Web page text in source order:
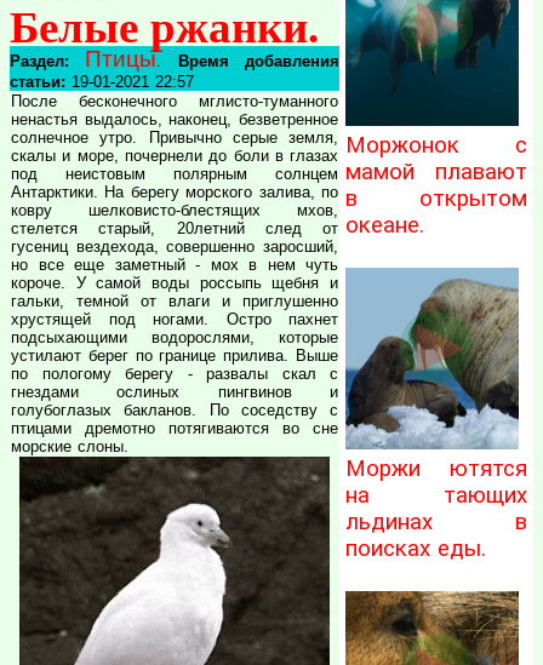
Белые ржанки.
Раздел: Птицы
Время добавления
статьи: 19-01-2021 22:57
После бесконечного мглисто-туманного
ненастья выдалось, наконец, безветренное
солнечное утро. Привычно серые земля,
скалы и море, почернели до боли в глазах
под неистовым полярным солнцем
Антарктики. На берегу морского залива, по
ковру шелковисто-блестящих мхов,
стелется старый, 20летний след от
гусениц вездехода, совершенно заросший,
но все еще заметный - мох в нем чуть
короче. У самой воды россыпь щебня и
гальки, темной от влаги и приглушенно
хрустящей под ногами. Остро пахнет
подсыхающими водорослями, которые
устилают берег по границе прилива. Выше
по пологому берегу - развалы скал с
гнездами ослиных пингвинов и
голубоглазых бакланов. По соседству с
птицами дремотно потягиваются во сне
морские слоны.
Моржонок с
мамой плавают
в открытом
океане.
Моржи ютятся
на тающих
льдинах в
поисках еды.